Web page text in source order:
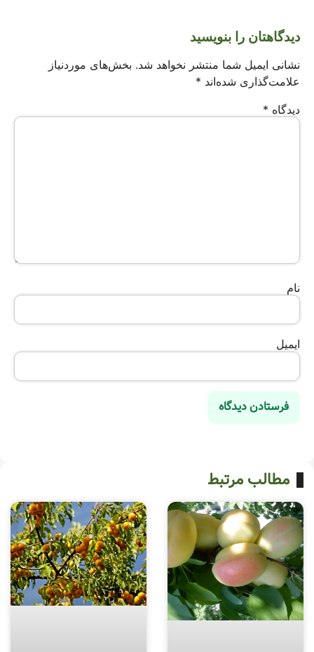
دیدگاهتان را بنویسید
نشانی ایمیل شما منتشر نخواهد شد. بخش‌های موردنیاز
علامت‌گذاری شده‌اند *
دیدگاه *
نام
ایمیل
مطالب مرتبط